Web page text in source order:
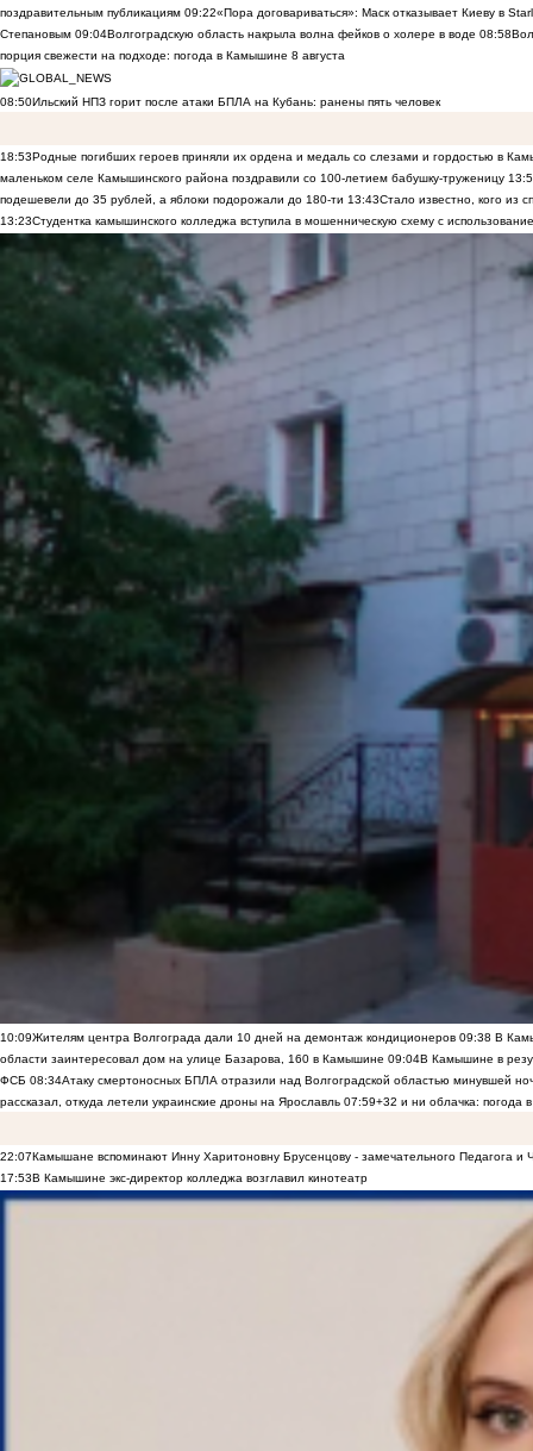
поздравительным публикациям 09:22«Пора договариваться»: Маск отказывает Киеву в
Степановым 09:04Волгоградскую область накрыла волна фейков о холере в воде 08:58
порция свежести на подходе: погода в Камышине 8 августа
08:50Ильский НПЗ горит после атаки БПЛА на Кубань: ранены пять человек
18:53Родные погибших героев приняли их ордена и медаль со слезами и гордостью в
маленьком селе Камышинского района поздравили со 100-летием бабушку-труженицу
подешевели до 35 рублей, а яблоки подорожали до 180-ти 13:43Стало известно, кого из
13:23Студентка камышинского колледжа вступила в мошенническую схему с
10:09Жителям центра Волгограда дали 10 дней на демонтаж кондиционеров 09:38 В
области заинтересовал дом на улице Базарова, 160 в Камышине 09:04В Камышине в
ФСБ 08:34Атаку смертоносных БПЛА отразили над Волгоградской областью минувшей
рассказал, откуда летели украинские дроны на Ярославль 07:59+32 и ни облачка: погода
22:07Камышане вспоминают Инну Харитоновну Брусенцову - замечательного Педагога и
17:53В Камышине экс-директор колледжа возглавил кинотеатр